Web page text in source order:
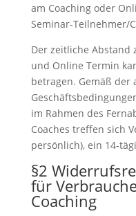
am Coaching oder
Seminar-Teilnehmer/
Der zeitliche Abstand
und Online Termin
betragen. Gemäß der
im Rahmen des
Coaches treffen sich
persönlich), ein 14-
§2
für
Coaching